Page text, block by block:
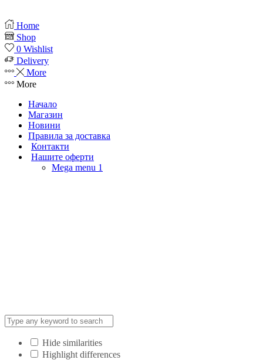
Home
Shop
0 Wishlist
Delivery
More
More
Начало
Магазин
Новини
Правила за доставка
Контакти
Нашите оферти
Mega menu 1
Hide similarities
Highlight differences